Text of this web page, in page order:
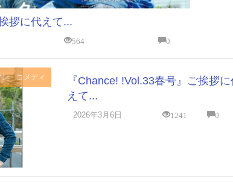
拶に代えて...
564 0
・コメディ
『Chance! !Vol.33春号』ご挨拶
えて...
2026年3月6日 1241 0